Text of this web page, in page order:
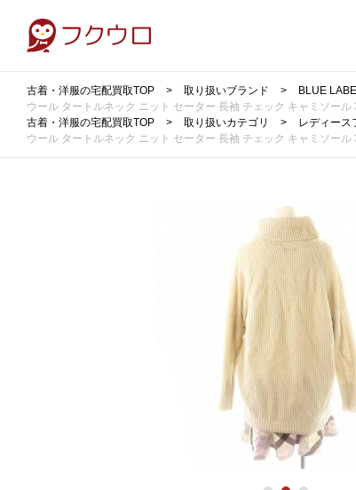
古着・洋服の宅配買取TOP 取り扱いブランド
BLUE
ウール タートルネック ニット セーター 長袖 チェック キャミソー
古着・洋服の宅配買取TOP
取り扱いカテゴリ
レディース
ウール タートルネック ニット セーター 長袖 チェック キャミソー